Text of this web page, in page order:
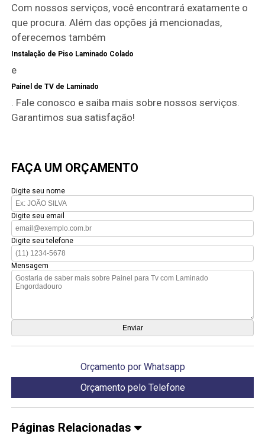
Com nossos serviços, você encontrará exatamente o
que procura. Além das opções já mencionadas,
oferecemos também
Instalação de Piso Laminado Colado
e
Painel de TV de Laminado
. Fale conosco e saiba mais sobre nossos serviços.
Garantimos sua satisfação!
FAÇA UM ORÇAMENTO
Digite seu nome
Digite seu email
Digite seu telefone
Mensagem
Orçamento por Whatsapp
Orçamento pelo Telefone
Páginas Relacionadas